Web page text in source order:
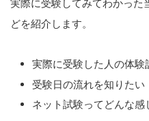
実際に受験してみてわかった
どを紹介します。
実際に受験した人の体験
受験日の流れを知りたい
ネット試験ってどんな感